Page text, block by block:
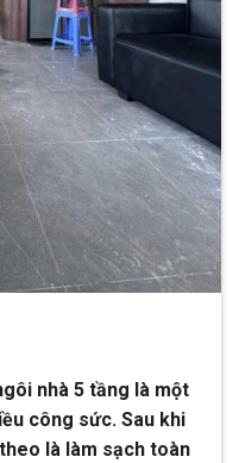
nhà 5 tầng là một
công sức. Sau khi
là làm sạch toàn